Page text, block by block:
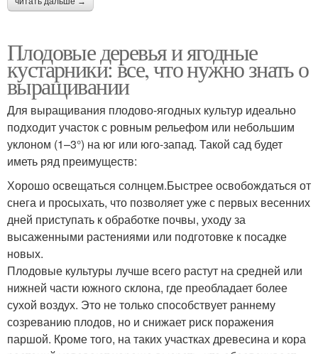
Плодовые деревья и ягодные
кустарники: все, что нужно знать о
выращивании
Для выращивания плодово-ягодных культур идеально
подходит участок с ровным рельефом или небольшим
уклоном (1–3°) на юг или юго-запад. Такой сад будет
иметь ряд преимуществ:
Хорошо освещаться солнцем.Быстрее освобождаться от
снега и просыхать, что позволяет уже с первых весенних
дней приступать к обработке почвы, уходу за
высаженными растениями или подготовке к посадке
новых.
Плодовые культуры лучше всего растут на средней или
нижней части южного склона, где преобладает более
сухой воздух. Это не только способствует раннему
созреванию плодов, но и снижает риск поражения
паршой. Кроме того, на таких участках древесина и кора